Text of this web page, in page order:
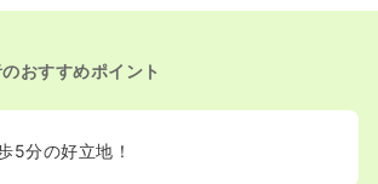
おすすめポイント
5分の好立地！